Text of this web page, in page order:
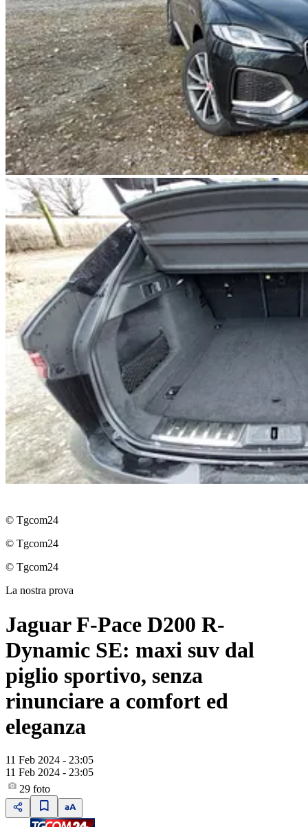
© Tgcom24
© Tgcom24
© Tgcom24
La nostra prova
Jaguar F-Pace D200 R-
Dynamic SE: maxi suv dal
piglio sportivo, senza
rinunciare a comfort ed
eleganza
11 Feb 2024 - 23:05
11 Feb 2024 - 23:05
29 foto